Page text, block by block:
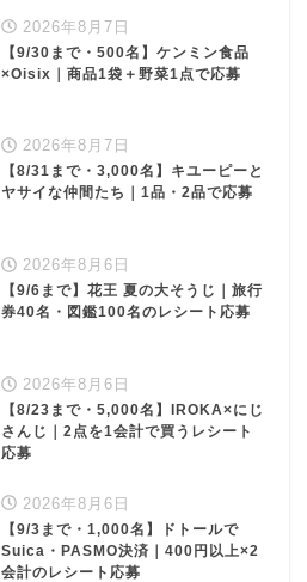
2026年8月7日
【9/30まで・500名】ケンミン食品
×Oisix｜商品1袋＋野菜1点で応募
2026年8月7日
【8/31まで・3,000名】キユーピーと
ヤサイな仲間たち｜1品・2品で応募
2026年8月6日
【9/6まで】花王 夏の大そうじ｜旅行
券40名・図鑑100名のレシート応募
2026年8月6日
【8/23まで・5,000名】IROKA×にじ
さんじ｜2点を1会計で買うレシート
応募
2026年8月6日
【9/3まで・1,000名】ドトールで
Suica・PASMO決済｜400円以上×2
会計のレシート応募